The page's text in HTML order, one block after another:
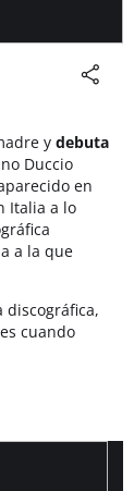
y debuta
Duccio
en
Italia a lo
a la que
discográfica,
cuando